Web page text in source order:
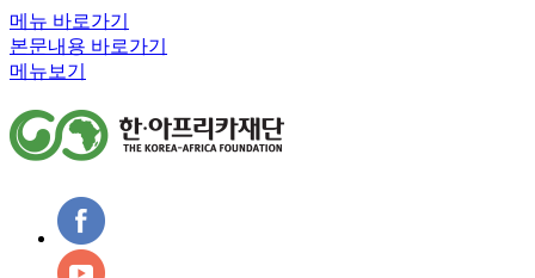
메뉴 바로가기
본문내용 바로가기
메뉴보기